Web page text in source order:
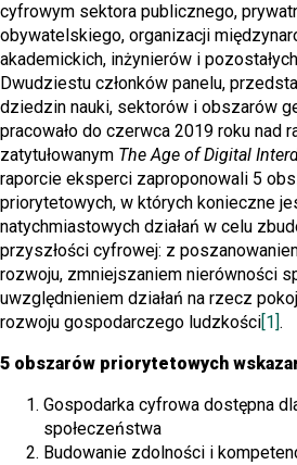
cyfrowym sektora publicznego,
obywatelskiego, organizacji
akademickich, inżynierów i
Dwudziestu członków panelu,
dziedzin nauki, sektorów i obszarów
pracowało do czerwca 2019 roku nad
zatytułowanym The Age of Digital
raporcie eksperci zaproponowali 5
priorytetowych, w których konieczne
natychmiastowych działań w celu
przyszłości cyfrowej: z
rozwoju, zmniejszaniem nierówności
uwzględnieniem działań na rzecz
rozwoju gospodarczego ludzkości[1].
5 obszarów priorytetowych
Gospodarka cyfrowa dostępna
społeczeństwa
Budowanie zdolności i